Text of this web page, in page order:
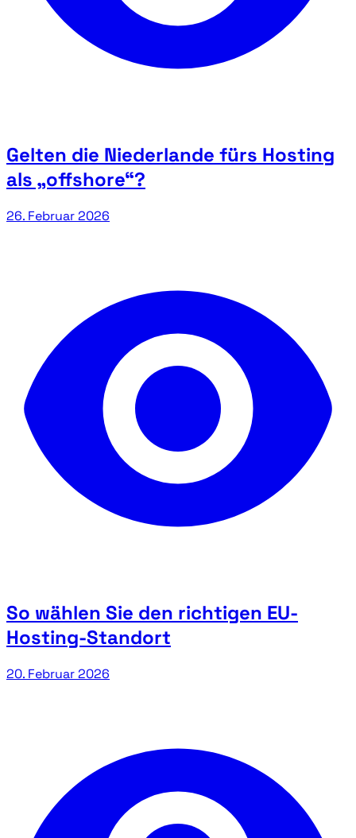
Gelten die Niederlande fürs Hosting
als „offshore“?
26. Februar 2026
So wählen Sie den richtigen EU-
Hosting-Standort
20. Februar 2026